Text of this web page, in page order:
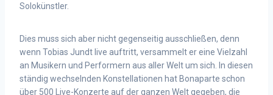
Solokünstler.
Dies muss sich aber nicht gegenseitig ausschließen, denn
wenn Tobias Jundt live auftritt, versammelt er eine Vielzahl
an Musikern und Performern aus aller Welt um sich. In diesen
ständig wechselnden Konstellationen hat Bonaparte schon
über 500 Live-Konzerte auf der ganzen Welt gegeben, die